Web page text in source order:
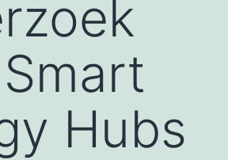
Hubs